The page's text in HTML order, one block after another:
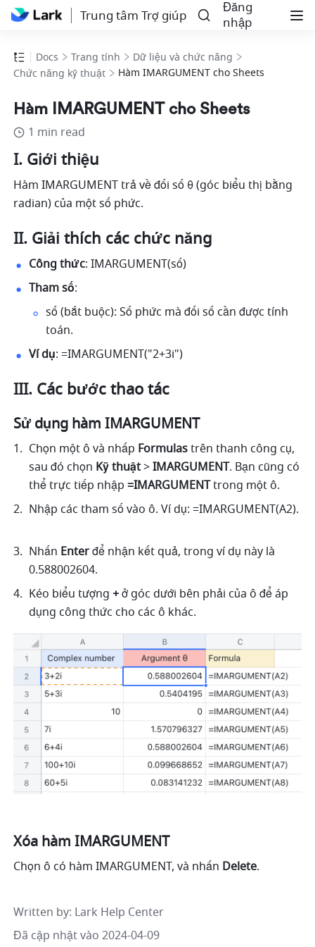
Trung tâm Trợ giúp
Đăng
nhập
Docs Trang tính
Dữ liệu và chức năng
Chức năng kỹ thuật
Hàm IMARGUMENT cho Sheets
Hàm IMARGUMENT cho Sheets
1 min read
I. Giới thiệu
Hàm IMARGUMENT trả về đối số θ (góc biểu thị bằng
radian) của một số phức.
II. Giải thích các chức năng
Công thức: IMARGUMENT(số)
Tham số:
số (bắt buộc): Số phức mà đối số cần được tính
toán.
Ví dụ: =IMARGUMENT("2+3i")
III. Các bước thao tác
Sử dụng hàm IMARGUMENT
Chọn một ô và nhấp Formulas trên thanh công cụ,
sau đó chọn Kỹ thuật > IMARGUMENT. Bạn cũng có
thể trực tiếp nhập =IMARGUMENT trong một ô.
Nhấn Enter để nhận kết quả, trong ví dụ này là
0.588002604.
Kéo biểu tượng + ở góc dưới bên phải của ô để áp
dụng công thức cho các ô khác.
Xóa hàm IMARGUMENT
Chọn ô có hàm IMARGUMENT, và nhấn Delete.
Written by: Lark Help Center
Đã cập nhật vào 2024-04-09